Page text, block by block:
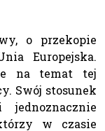
o przekopie
Europejska.
na temat tej
Swój stosunek
w czasie